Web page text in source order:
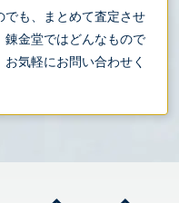
も、まとめて査定させ
金堂ではどんなもので
気軽にお問い合わせく